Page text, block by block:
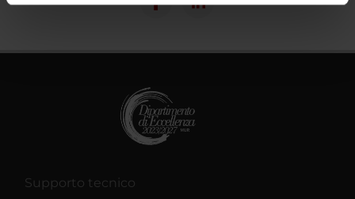
informazioni sul modo in cui utilizzi il nostro sito con i
raccolto dal tuo utilizzo dei loro servizi.
Supporto tecnico